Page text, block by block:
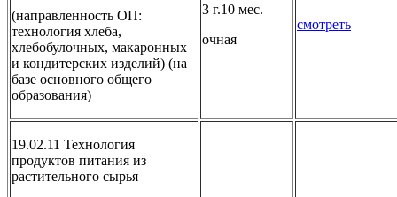
(направленность ОП:
технология хлеба,
хлебобулочных, макаронных
и кондитерских изделий) (на
базе основного общего
образования)
3 г.10 мес.
очная
смотреть
19.02.11 Технология
продуктов питания из
растительного сырья